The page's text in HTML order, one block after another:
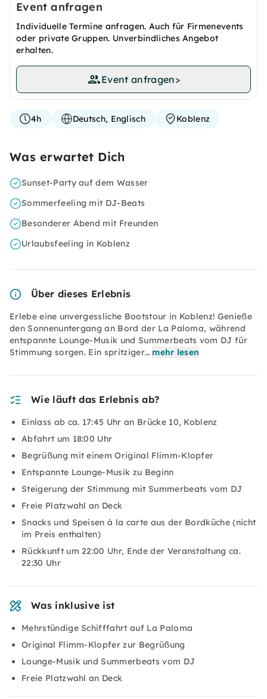
Event anfragen
Individuelle Termine anfragen. Auch für Firmenevents
oder private Gruppen. Unverbindliches Angebot
erhalten.
Event anfragen>
4h Deutsch, Englisch Koblenz
Was erwartet Dich
Sunset-Party auf dem Wasser
Sommerfeeling mit DJ-Beats
Besonderer Abend mit Freunden
Urlaubsfeeling in Koblenz
Über dieses Erlebnis
Erlebe eine unvergessliche Bootstour in Koblenz! Genieße
den Sonnenuntergang an Bord der La Paloma, während
entspannte Lounge-Musik und Summerbeats vom DJ für
Stimmung sorgen. Ein spritziger… mehr lesen
Wie läuft das Erlebnis ab?
Einlass ab ca. 17:45 Uhr an Brücke 10, Koblenz
Abfahrt um 18:00 Uhr
Begrüßung mit einem Original Flimm-Klopfer
Entspannte Lounge-Musik zu Beginn
Steigerung der Stimmung mit Summerbeats vom DJ
Freie Platzwahl an Deck
Snacks und Speisen à la carte aus der Bordküche (nicht
im Preis enthalten)
Rückkunft um 22:00 Uhr, Ende der Veranstaltung ca.
22:30 Uhr
Was inklusive ist
Mehrstündige Schifffahrt auf La Paloma
Original Flimm-Klopfer zur Begrüßung
Lounge-Musik und Summerbeats vom DJ
Freie Platzwahl an Deck